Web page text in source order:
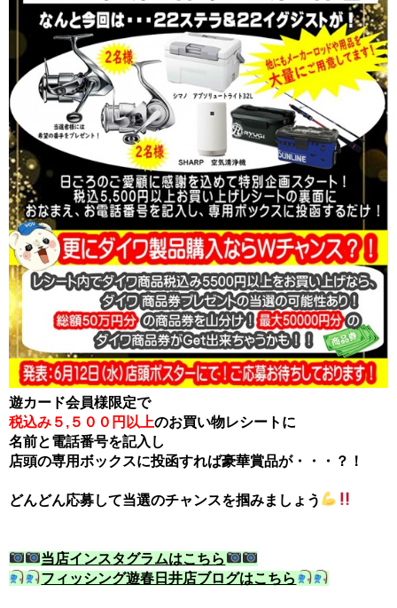
遊カード会員様限定で
税込み５,５００円以上のお買い物レシートに
名前と電話番号を記入し
店頭の専用ボックスに投函すれば豪華賞品が・・・？！
どんどん応募して当選のチャンスを掴みましょう
当店インスタグラムはこちら
フィッシング遊春日井店ブログはこちら